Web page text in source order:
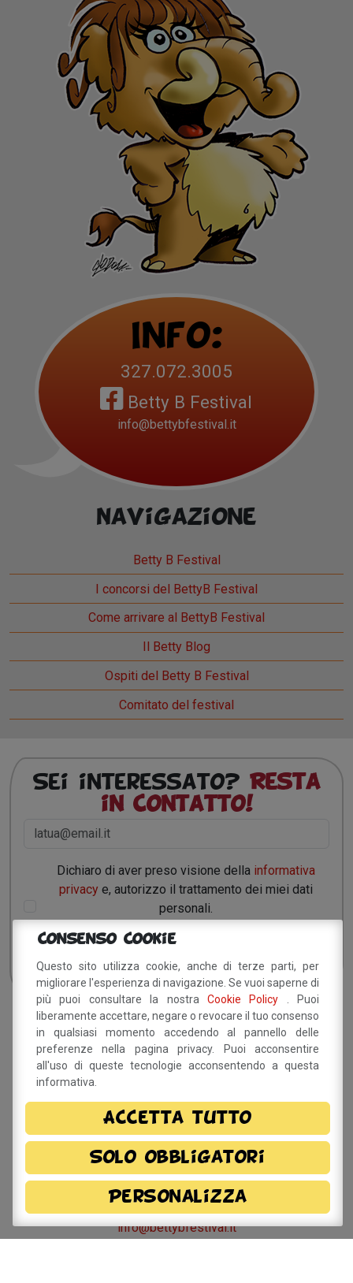
Info:
327.072.3005
Betty B Festival
info@bettybfestival.it
Navigazione
Betty B Festival
I concorsi del BettyB Festival
Come arrivare al BettyB Festival
Il Betty Blog
Ospiti del Betty B Festival
Comitato del festival
Sei interessato? Resta
in contatto!
Dichiaro di aver preso visione della informativa
privacy e, autorizzo il trattamento dei miei dati
personali.
Sito a cura del Comune di
Savignano sul Panaro
Via Doccia, 64 - 41056 Savignano sul Panaro (MO)
Tel. 059 759 911 - Fax 059 730 160 E-mail:
info@comune.savignano-sul-panaro.mo.it
Partita IVA 00242970366
Per informazioni sulla
manifestazione
info@bettybfestival.it
Consenso Cookie
Questo sito utilizza cookie, anche di terze parti, per
migliorare l'esperienza di navigazione. Se vuoi saperne di
più puoi consultare la nostra Cookie Policy
. Puoi
liberamente accettare, negare o revocare il tuo consenso
in qualsiasi momento accedendo al pannello delle
preferenze nella pagina privacy. Puoi acconsentire
all'uso di queste tecnologie acconsentendo a questa
informativa.
Accetta tutto
Solo obbligatori
Personalizza